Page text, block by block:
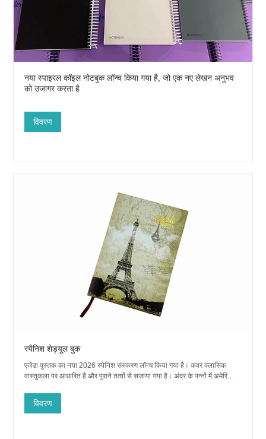
नया स्पाइरल कॉइल नोटबुक लॉन्च किया गया है, जो एक नए लेखन अनुभव
को उजागर करता है
विवरण
स्पैनिश शेड्यूल बुक
एजेंडा पुस्तक का नया 2026 स्पेनिश संस्करण लॉन्च किया गया है। कवर क्लासिक
वास्तुकला पर आधारित है और पुराने तत्वों से सजाया गया है। अंदर के पन्नों में अमेरिका में
ताकि आपको अपनी छुट्टियों की पहले से योजना बनाने ...
विवरण